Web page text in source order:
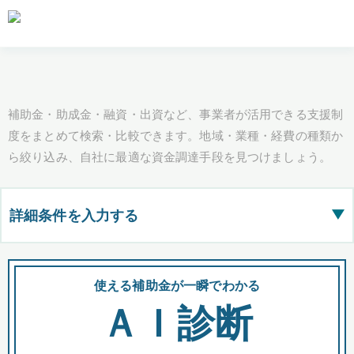
補助金・助成金・融資・出資など、事業者が活用できる支援制
度をまとめて検索・比較できます。地域・業種・経費の種類か
ら絞り込み、自社に最適な資金調達手段を見つけましょう。
詳細条件を入力する ▶
都道府県
全国の検索結果を含めて表示
使える補助金が一瞬でわかる
ＡＩ診断